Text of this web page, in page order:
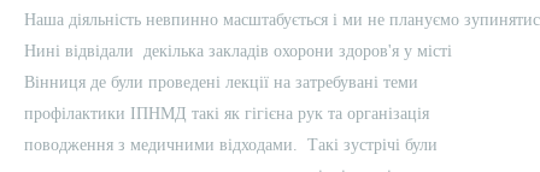
Наша діяльність невпинно масштабується і ми не плануємо
Нині відвідали декілька закладів охорони здоров'я у місті
Вінниця де були проведені лекції на затребувані теми
профілактики ІПНМД такі як гігієна рук та організація
поводження з медичними відходами. Такі зустрічі були